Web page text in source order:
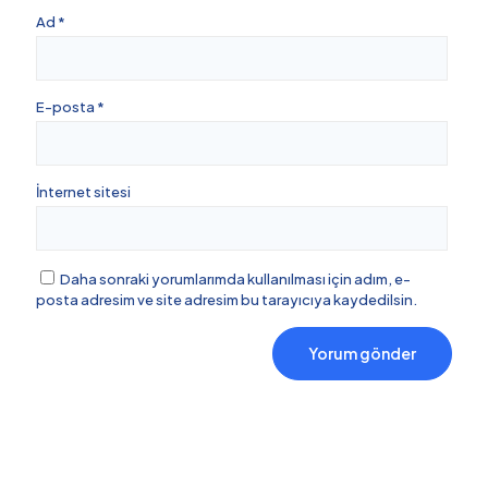
Ad *
E-posta *
İnternet sitesi
Daha sonraki yorumlarımda kullanılması için adım, e-
posta adresim ve site adresim bu tarayıcıya kaydedilsin.